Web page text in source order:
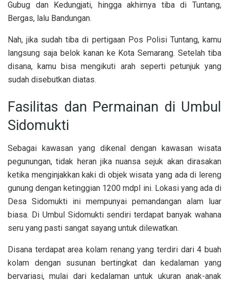
Gubug dan Kedungjati, hingga akhirnya tiba di Tuntang,
Bergas, lalu Bandungan.
Nah, jika sudah tiba di pertigaan Pos Polisi Tuntang, kamu
langsung saja belok kanan ke Kota Semarang. Setelah tiba
disana, kamu bisa mengikuti arah seperti petunjuk yang
sudah disebutkan diatas.
Fasilitas dan Permainan di Umbul
Sidomukti
Sebagai kawasan yang dikenal dengan kawasan wisata
pegunungan, tidak heran jika nuansa sejuk akan dirasakan
ketika menginjakkan kaki di objek wisata yang ada di lereng
gunung dengan ketinggian 1200 mdpl ini. Lokasi yang ada di
Desa Sidomukti ini mempunyai pemandangan alam luar
biasa. Di Umbul Sidomukti sendiri terdapat banyak wahana
seru yang pasti sangat sayang untuk dilewatkan.
Disana terdapat area kolam renang yang terdiri dari 4 buah
kolam dengan susunan bertingkat dan kedalaman yang
bervariasi, mulai dari kedalaman untuk ukuran anak-anak